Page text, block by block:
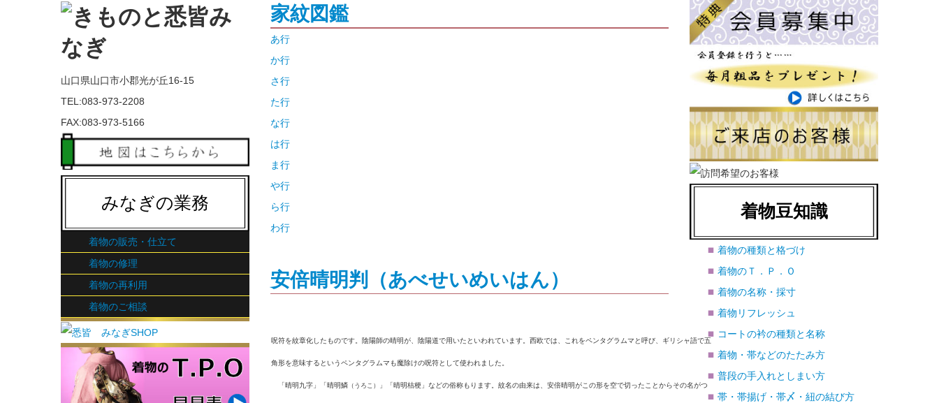
山口県山口市小郡光が丘16-15
TEL:083-973-2208
FAX:083-973-5166
みなぎの業務
着物の販売・仕立て
着物の修理
着物の再利用
着物のご相談
家紋図鑑
あ行
か行
さ行
た行
な行
は行
ま行
や行
ら行
わ行
安倍晴明判（あべせいめいはん）
呪符を紋章化したものです。陰陽師の晴明が、陰陽道で用いたといわれています。西欧では、これをペンタグラムマと呼び、ギリシャ語で五
角形を意味するというペンタグラムマも魔除けの呪符として使われました。
「晴明九字」「晴明鱗 （うろこ） 」「晴明桔梗」などの俗称もります。紋名の由来は、安倍晴明がこの形を空で切ったことからその名がつ
着物豆知識
着物の種類と格づけ
着物のＴ．Ｐ．Ｏ
着物の名称・採寸
着物リフレッシュ
コートの衿の種類と名称
着物・帯などのたたみ方
普段の手入れとしまい方
帯・帯揚げ・帯〆・紐の結び方